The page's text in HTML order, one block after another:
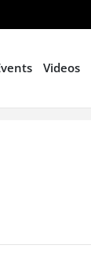
Videos